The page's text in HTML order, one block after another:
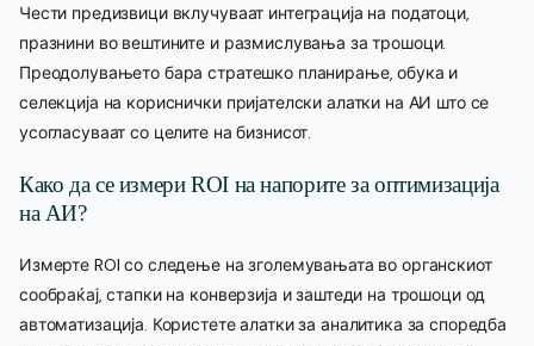
Чести предизвици вклучуваат интеграција на податоци,
празнини во вештините и размислувања за трошоци.
Преодолувањето бара стратешко планирање, обука и
селекција на кориснички пријателски алатки на АИ што се
усогласуваат со целите на бизнисот.
Како да се измери ROI на напорите за оптимизација
на АИ?
Измерте ROI со следење на зголемувањата во органскиот
сообраќај, стапки на конверзија и заштеди на трошоци од
автоматизација. Користете алатки за аналитика за споредба